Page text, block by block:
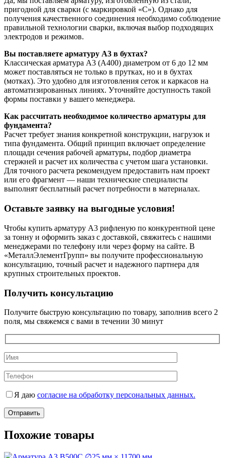
пригодной для сварки (с маркировкой «С»). Однако для
получения качественного соединения необходимо соблюдение
правильной технологии сварки, включая выбор подходящих
электродов и режимов.
Вы поставляете арматуру А3 в бухтах?
Классическая арматура А3 (А400) диаметром от 6 до 12 мм
может поставляться не только в прутках, но и в бухтах
(мотках). Это удобно для изготовления сеток и каркасов на
автоматизированных линиях. Уточняйте доступность такой
формы поставки у вашего менеджера.
Как рассчитать необходимое количество арматуры для
фундамента?
Расчет требует знания конкретной конструкции, нагрузок и
типа фундамента. Общий принцип включает определение
площади сечения рабочей арматуры, подбор диаметра
стержней и расчет их количества с учетом шага установки.
Для точного расчета рекомендуем предоставить нам проект
или его фрагмент — наши технические специалисты
выполнят бесплатный расчет потребности в материалах.
Оставьте заявку на выгодные условия!
Чтобы купить арматуру А3 рифленую по конкурентной цене
за тонну и оформить заказ с доставкой, свяжитесь с нашими
менеджерами по телефону или через форму на сайте. В
«МеталлЭлементГрупп» вы получите профессиональную
консультацию, точный расчет и надежного партнера для
крупных строительных проектов.
Получить консультацию
Получите быструю консультацию по товару, заполнив всего 2
поля, мы свяжемся с вами в течении 30 минут
Я даю согласие на обработку персональных данных.
Похожие товары